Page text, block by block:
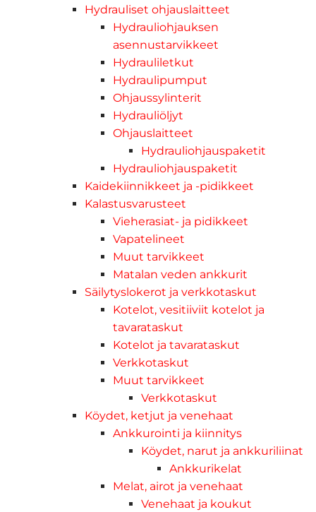
Hydrauliset ohjauslaitteet
Hydrauliohjauksen
asennustarvikkeet
Hydrauliletkut
Hydraulipumput
Ohjaussylinterit
Hydrauliöljyt
Ohjauslaitteet
Hydrauliohjauspaketit
Hydrauliohjauspaketit
Kaidekiinnikkeet ja -pidikkeet
Kalastusvarusteet
Vieherasiat- ja pidikkeet
Vapatelineet
Muut tarvikkeet
Matalan veden ankkurit
Säilytyslokerot ja verkkotaskut
Kotelot, vesitiiviit kotelot ja
tavarataskut
Kotelot ja tavarataskut
Verkkotaskut
Muut tarvikkeet
Verkkotaskut
Köydet, ketjut ja venehaat
Ankkurointi ja kiinnitys
Köydet, narut ja ankkuriliinat
Ankkurikelat
Melat, airot ja venehaat
Venehaat ja koukut